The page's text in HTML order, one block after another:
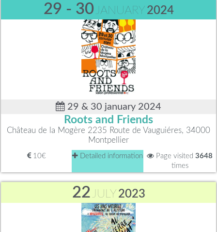
29 - 30 JANUARY 2024
29 & 30 january 2024
Roots and Friends
Château de la Mogère 2235 Route de Vauguiéres, 34000
Montpellier
10€ Detailed information Page visited 3648
times
22 JULY 2023